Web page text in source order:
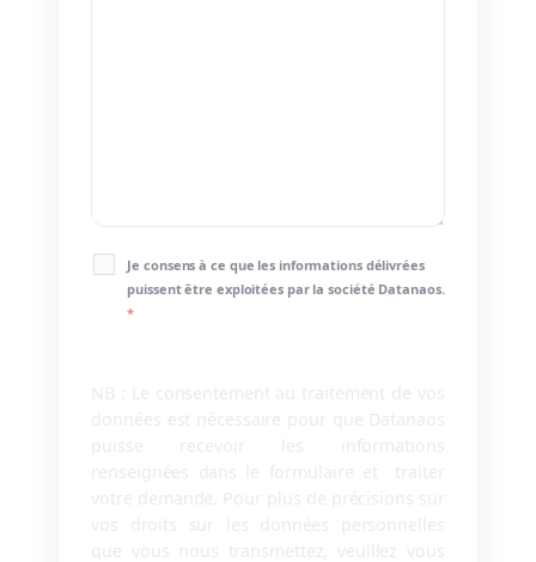
Je consens à ce que les informations délivrées
puissent être exploitées par la société Datanaos.
*